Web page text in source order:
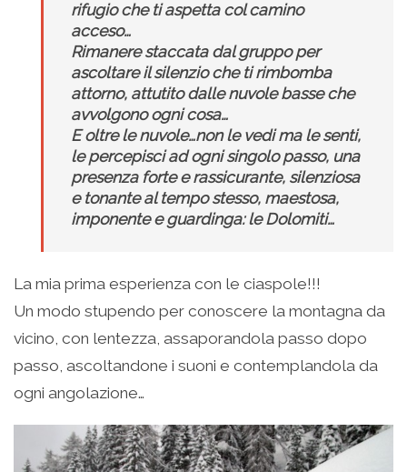
rifugio che ti aspetta col camino
acceso…
Rimanere staccata dal gruppo per
ascoltare il silenzio che ti rimbomba
attorno, attutito dalle nuvole basse che
avvolgono ogni cosa…
E oltre le nuvole…non le vedi ma le senti,
le percepisci ad ogni singolo passo, una
presenza forte e rassicurante, silenziosa
e tonante al tempo stesso, maestosa,
imponente e guardinga: le Dolomiti…
La mia prima esperienza con le ciaspole!!!
Un modo stupendo per conoscere la montagna da
vicino, con lentezza, assaporandola passo dopo
passo, ascoltandone i suoni e contemplandola da
ogni angolazione…